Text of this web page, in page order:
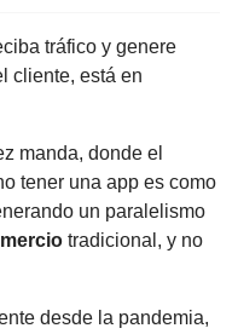
tráfico y genere
cliente, está en
manda, donde el
tener una app es como
un paralelismo
tradicional, y no
desde la pandemia,